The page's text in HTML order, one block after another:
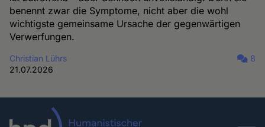
benennt zwar die Symptome, nicht aber die wohl
wichtigste gemeinsame Ursache der gegenwärtigen
Verwerfungen.
Christian Lührs
21.07.2026
8